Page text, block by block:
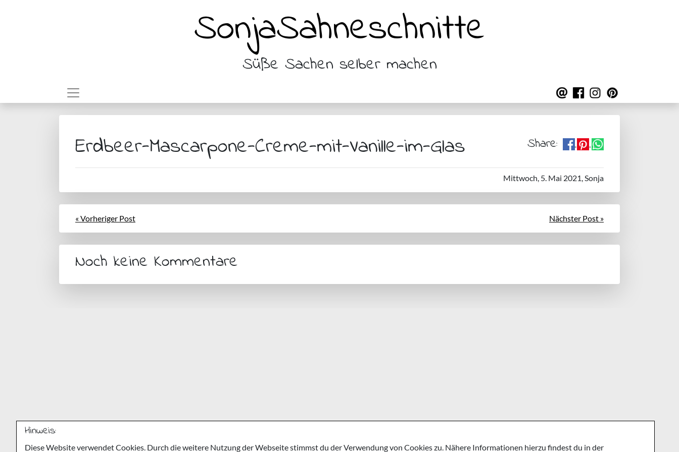
SonjaSahneschnitte
Süße Sachen selber machen
Erdbeer-Mascarpone-Creme-mit-Vanille-im-Glas Share:
Mittwoch, 5. Mai 2021, Sonja
« Vorheriger Post Nächster Post »
Noch keine Kommentare
Hinweis:
Diese Website verwendet Cookies. Durch die weitere Nutzung der Webseite stimmst du der Verwendung von Cookies zu. Nähere Informationen hierzu findest du in der